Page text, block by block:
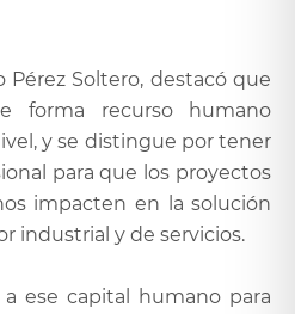
Pérez Soltero, destacó que
forma recurso humano
y se distingue por tener
para que los proyectos
impacten en la solución
industrial y de servicios.
ese capital humano para